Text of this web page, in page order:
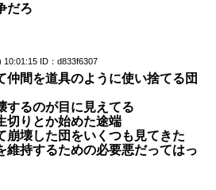
だろ
10:01:15 ID：d833f6307
仲間を道具のように使い捨てる団
するのが目に見えてる
切りとか始めた途端
崩壊した団をいくつも見てきた
維持するための必要悪だってはっ